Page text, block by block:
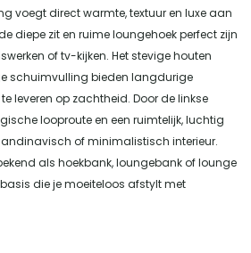
voegt direct warmte, textuur en luxe aan
diepe zit en ruime loungehoek perfect zijn
of tv-kijken. Het stevige houten
schuimvulling bieden langdurige
leveren op zachtheid. Door de linkse
looproute en een ruimtelijk, luchtig
of minimalistisch interieur.
als hoekbank, loungebank of lounge
die je moeiteloos afstylt met